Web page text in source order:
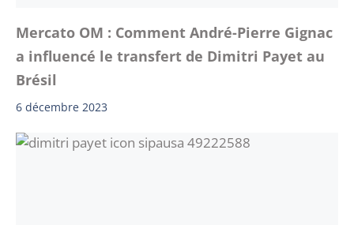
Mercato OM : Comment André-Pierre Gignac
a influencé le transfert de Dimitri Payet au
Brésil
6 décembre 2023